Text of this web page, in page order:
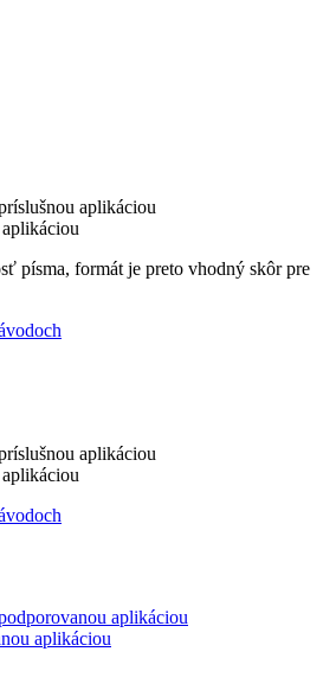
aplikáciou
písma, formát je preto vhodný skôr pre
aplikáciou
aplikáciou
aplikáciou